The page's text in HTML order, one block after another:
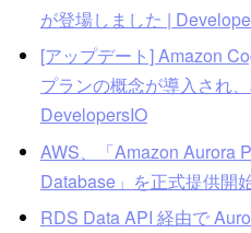
が登場しました |
[アップデート] Amazon
プランの概念が導入され
DevelopersIO
AWS、「Amazon Aurora
Database」を正式提供開
RDS Data API 経由で